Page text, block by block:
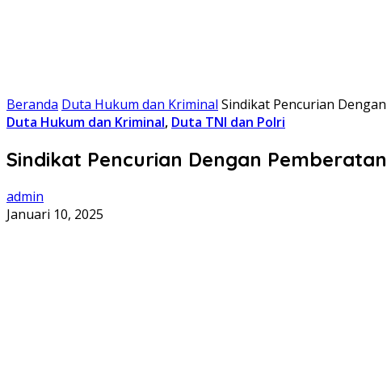
Beranda Duta Hukum dan Kriminal Sindikat Pencurian
Duta Hukum dan Kriminal, Duta TNI dan Polri
Sindikat Pencurian Dengan
admin
Januari 10, 2025